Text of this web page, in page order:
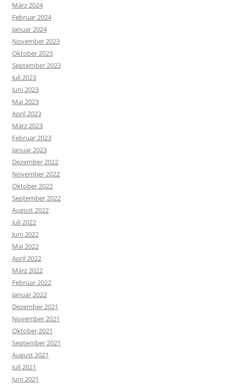
März 2024
Februar 2024
Januar 2024
November 2023
Oktober 2023
September 2023
Juli 2023
Juni 2023
Mai 2023
April 2023
März 2023
Februar 2023
Januar 2023
Dezember 2022
November 2022
Oktober 2022
September 2022
August 2022
Juli 2022
Juni 2022
Mai 2022
April 2022
März 2022
Februar 2022
Januar 2022
Dezember 2021
November 2021
Oktober 2021
September 2021
August 2021
Juli 2021
Juni 2021